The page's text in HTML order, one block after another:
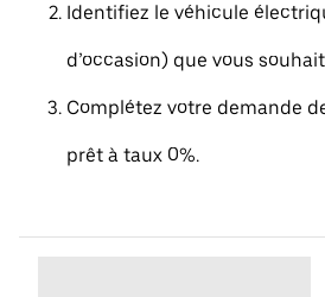
Identifiez le véhicule
d’occasion) que vous
Complétez votre demande
prêt à taux 0%.